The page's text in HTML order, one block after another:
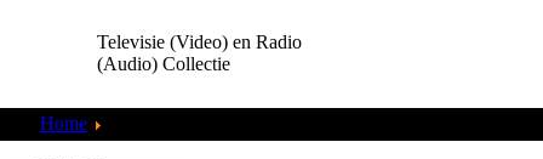
Televisie (Video) en Radio
(Audio) Collectie
Home